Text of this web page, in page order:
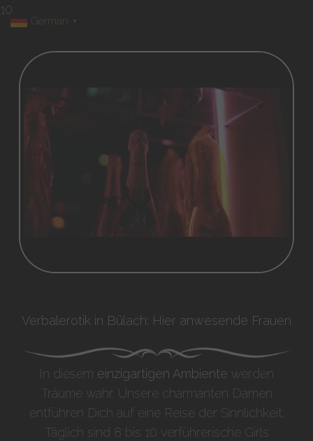
10
Verbalerotik in Bülach: Hier anwesende Frauen
In diesem einzigartigen Ambiente werden
Träume wahr. Unsere charmanten Damen
entführen Dich auf eine Reise der Sinnlichkeit.
Täglich sind 8 bis 10 verführerische Girls
German